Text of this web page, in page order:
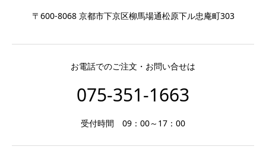
〒600-8068 京都市下京区柳馬場通松原下ル忠庵町303
お電話でのご注文・お問い合せは
075-351-1663
受付時間 09：00～17：00